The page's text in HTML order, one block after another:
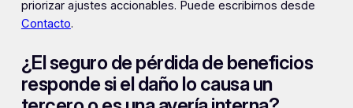
priorizar ajustes accionables. Puede escribirnos desde
Contacto.
¿El seguro de pérdida de beneficios
responde si el daño lo causa un